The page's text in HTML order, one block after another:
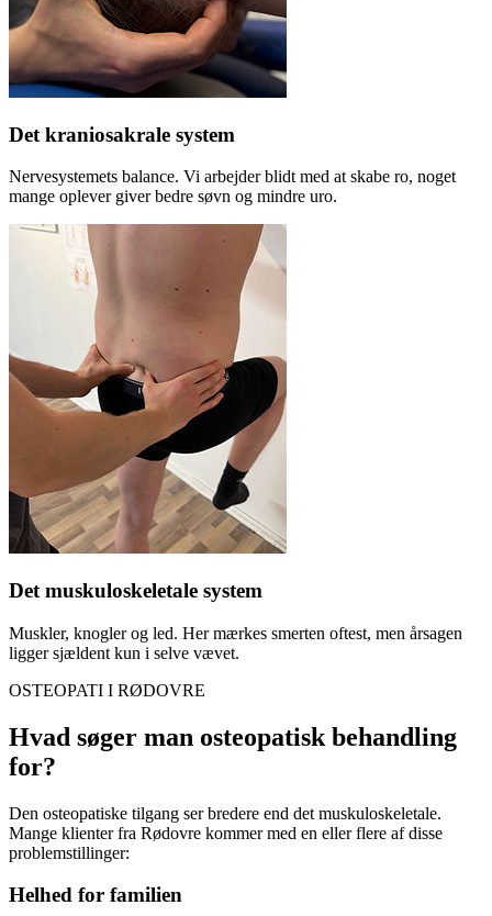
Det kraniosakrale system
Nervesystemets balance. Vi arbejder blidt med at skabe ro, noget
mange oplever giver bedre søvn og mindre uro.
Det muskuloskeletale system
Muskler, knogler og led. Her mærkes smerten oftest, men årsagen
ligger sjældent kun i selve vævet.
OSTEOPATI I RØDOVRE
Hvad søger man osteopatisk behandling
for?
Den osteopatiske tilgang ser bredere end det muskuloskeletale.
Mange klienter fra Rødovre kommer med en eller flere af disse
problemstillinger:
Helhed for familien